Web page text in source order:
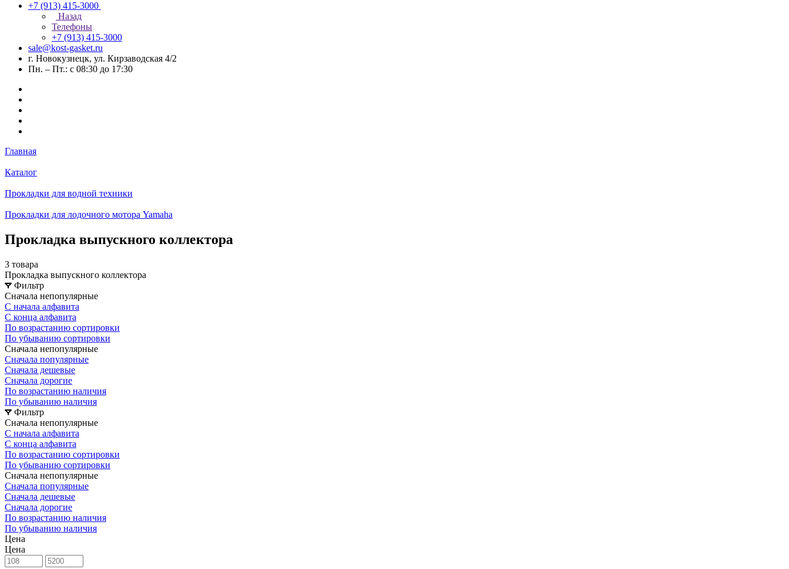
+7 (913) 415-3000
Назад
Телефоны
+7 (913) 415-3000
sale@kost-gasket.ru
г. Новокузнецк, ул. Кирзаводская 4/2
Пн. – Пт.: с 08:30 до 17:30
Главная
Каталог
Прокладки для водной техники
Прокладки для лодочного мотора Yamaha
Прокладка выпускного коллектора
3 товара
Прокладка выпускного коллектора
Фильтр
Сначала непопулярные
С начала алфавита
С конца алфавита
По возрастанию сортировки
По убыванию сортировки
Сначала непопулярные
Сначала популярные
Сначала дешевые
Сначала дорогие
По возрастанию наличия
По убыванию наличия
Фильтр
Сначала непопулярные
С начала алфавита
С конца алфавита
По возрастанию сортировки
По убыванию сортировки
Сначала непопулярные
Сначала популярные
Сначала дешевые
Сначала дорогие
По возрастанию наличия
По убыванию наличия
Цена
Цена